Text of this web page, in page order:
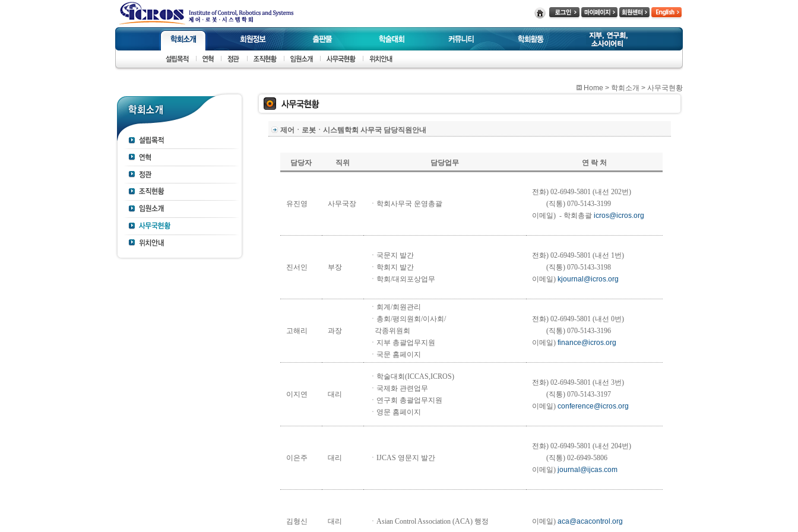
Home > 학회소개 > 사무국현황
제어ㆍ로봇ㆍ시스템학회 사무국 담당직원안내
담당자 직위 담당업무 연 락 처
유진영 사무국장 ㆍ학회사무국 운영총괄
전화) 02-6949-5801 (내선 202번)
(직통) 070-5143-3199
이메일) - 학회총괄 icros@icros.org
진서인 부장
ㆍ국문지 발간
ㆍ학회지 발간
ㆍ학회/대외포상업무
전화) 02-6949-5801 (내선 1번)
(직통) 070-5143-3198
이메일) kjournal@icros.org
고해리 과장
ㆍ회계/회원관리
ㆍ총회/평의원회/이사회/
각종위원회
ㆍ지부 총괄업무지원
ㆍ국문 홈페이지
전화) 02-6949-5801 (내선 0번)
(직통) 070-5143-3196
이메일) finance@icros.org
이지연 대리
ㆍ학술대회(ICCAS,ICROS)
ㆍ국제화 관련업무
ㆍ연구회 총괄업무지원
ㆍ영문 홈페이지
전화) 02-6949-5801 (내선 3번)
(직통) 070-5143-3197
이메일) conference@icros.org
이은주 대리 ㆍIJCAS 영문지 발간
전화) 02-6949-5801 (내선 204번)
(직통) 02-6949-5806
이메일) journal@ijcas.com
김형신 대리 ㆍAsian Control Association (ACA) 행정 이메일) aca@acacontrol.org